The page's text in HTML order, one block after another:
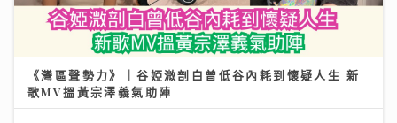
《灣區聲勢力》｜谷婭溦剖白曾低谷內耗到懷疑人生 新
歌MV搵黃宗澤義氣助陣